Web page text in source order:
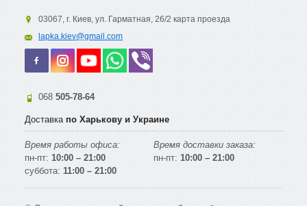
03067, г. Киев, ул. Гарматная, 26/2 карта проезда
lapka.kiev@gmail.com
068 505-78-64
Доставка по Харькову и Украине
Время работы офиса:
пн-пт: 10:00 – 21:00
суббота: 11:00 – 21:00
Время доставки заказа:
пн-пт: 10:00 – 21:00